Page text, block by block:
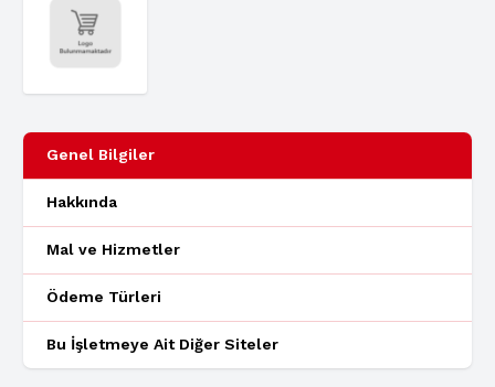
Genel Bilgiler
Hakkında
Mal ve Hizmetler
Ödeme Türleri
Bu İşletmeye Ait Diğer Siteler